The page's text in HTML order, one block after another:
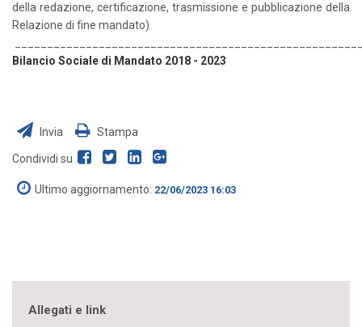
della redazione, certificazione, trasmissione e pubblicazione della
Relazione di fine mandato)
Bilancio Sociale di Mandato 2018 - 2023
Invia Stampa
Condividi su
Ultimo aggiornamento: 22/06/2023 16:03
Allegati e link